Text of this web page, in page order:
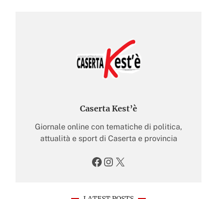
Caserta Kest’è
Giornale online con tematiche di politica,
attualità e sport di Caserta e provincia
Facebook Instagram X